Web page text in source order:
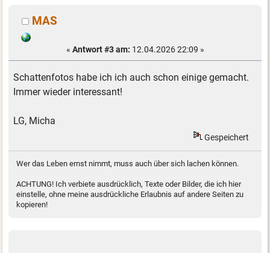
MAS
« Antwort #3 am: 12.04.2026 22:09 »
Schattenfotos habe ich ich auch schon einige gemacht.
Immer wieder interessant!
LG, Micha
Gespeichert
Wer das Leben ernst nimmt, muss auch über sich lachen können.
ACHTUNG! Ich verbiete ausdrücklich, Texte oder Bilder, die ich hier
einstelle, ohne meine ausdrückliche Erlaubnis auf andere Seiten zu
kopieren!